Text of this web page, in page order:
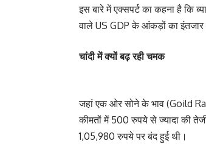
इस बारे में एक्सपर्ट का कहना है कि
वाले US GDP के आंकड़ों का इंतजार
चांदी में क्यों बढ़ रही चमक
जहां एक ओर सोने के भाव (Goild
कीमतों में 500 रुपये से ज्यादा की
1,05,980 रुपये पर बंद हुई थी।